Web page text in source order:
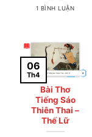
1 BÌNH LUẬN
Bài Thơ
Tiếng Sáo
Thiên Thai –
Thế Lữ
06
Th4